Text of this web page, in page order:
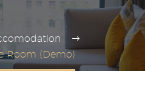
Room (Demo)